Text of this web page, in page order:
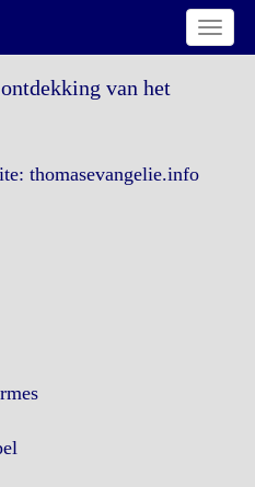
Toggle
van het
thomasevangelie.info